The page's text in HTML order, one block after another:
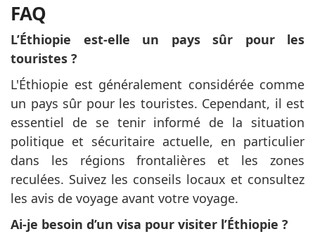
FAQ
L’Éthiopie est-elle un pays sûr pour les
touristes ?
L'Éthiopie est généralement considérée comme
un pays sûr pour les touristes. Cependant, il est
essentiel de se tenir informé de la situation
politique et sécuritaire actuelle, en particulier
dans les régions frontalières et les zones
reculées. Suivez les conseils locaux et consultez
les avis de voyage avant votre voyage.
Ai-je besoin d’un visa pour visiter l’Éthiopie ?